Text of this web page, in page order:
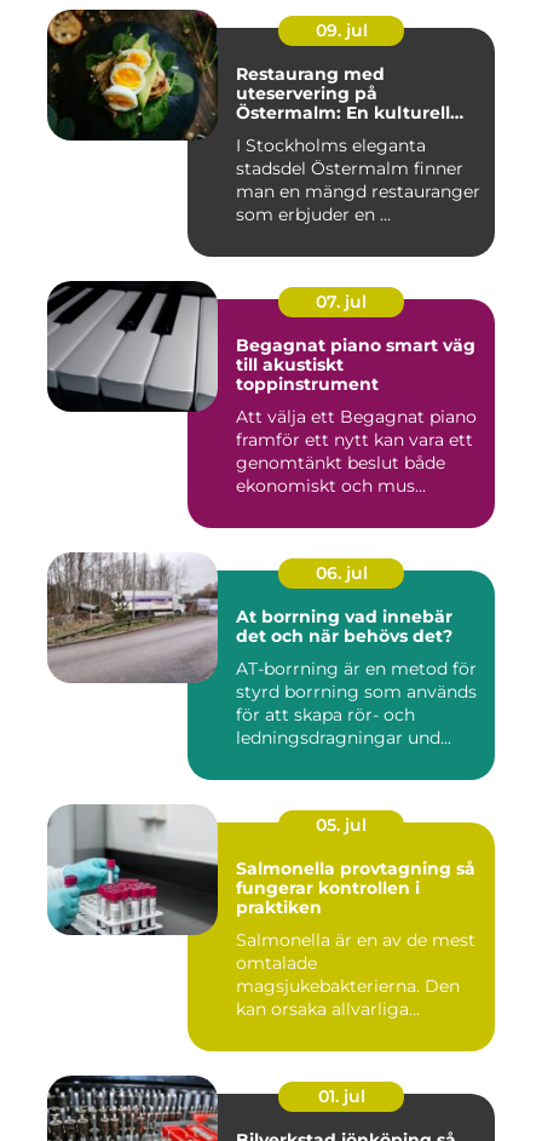
09. jul
Restaurang med
uteservering på
Östermalm: En kulturell
I Stockholms eleganta
stadsdel Östermalm finner
man en mängd restauranger
som erbjuder en ...
07. jul
Begagnat piano smart väg
till akustiskt
toppinstrument
Att välja ett Begagnat piano
framför ett nytt kan vara ett
genomtänkt beslut både
ekonomiskt och mus...
06. jul
At borrning vad innebär
det och när behövs det?
AT-borrning är en metod för
styrd borrning som används
för att skapa rör- och
ledningsdragningar und...
05. jul
Salmonella provtagning så
fungerar kontrollen i
praktiken
Salmonella är en av de mest
omtalade
magsjukebakterierna. Den
kan orsaka allvarliga
01. jul